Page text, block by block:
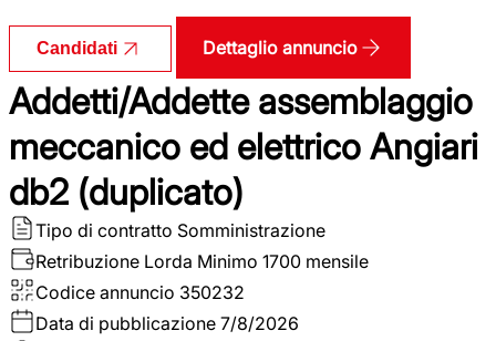
Candidati Dettaglio annuncio
Addetti/Addette assemblaggio
meccanico ed elettrico Angiari
db2 (duplicato)
Tipo di contratto Somministrazione
Retribuzione Lorda Minimo 1700 mensile
Codice annuncio 350232
Data di pubblicazione 7/8/2026